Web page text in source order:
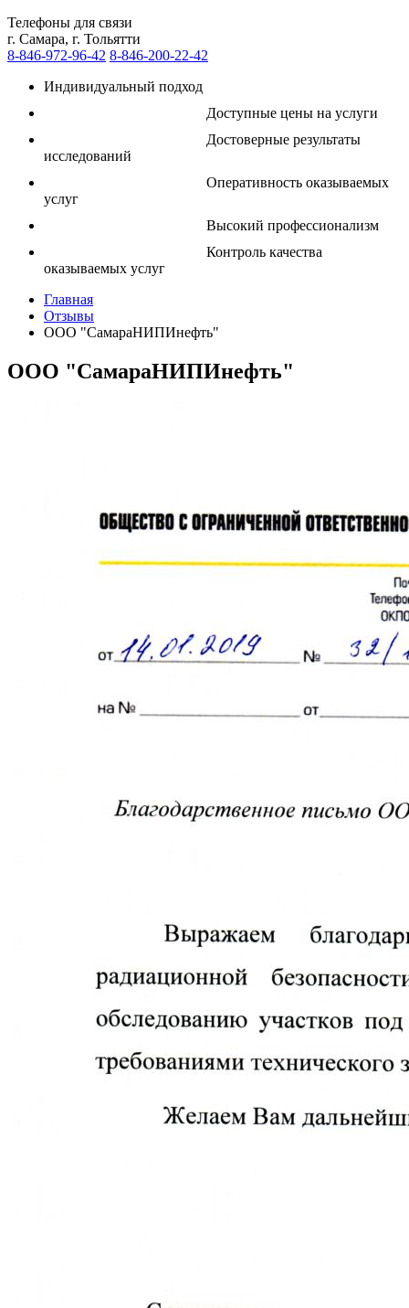
Телефоны для связи
г. Самара, г. Тольятти
8-846-972-96-42 8-846-200-22-42
Индивидуальный подход
Доступные цены на услуги
Достоверные результаты
исследований
Оперативность оказываемых
услуг
Высокий профессионализм
Контроль качества
оказываемых услуг
Главная
Отзывы
ООО "СамараНИПИнефть"
ООО "СамараНИПИнефть"